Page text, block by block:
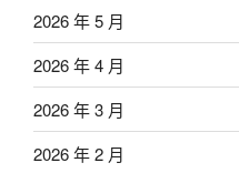
2026 年 5 月
2026 年 4 月
2026 年 3 月
2026 年 2 月